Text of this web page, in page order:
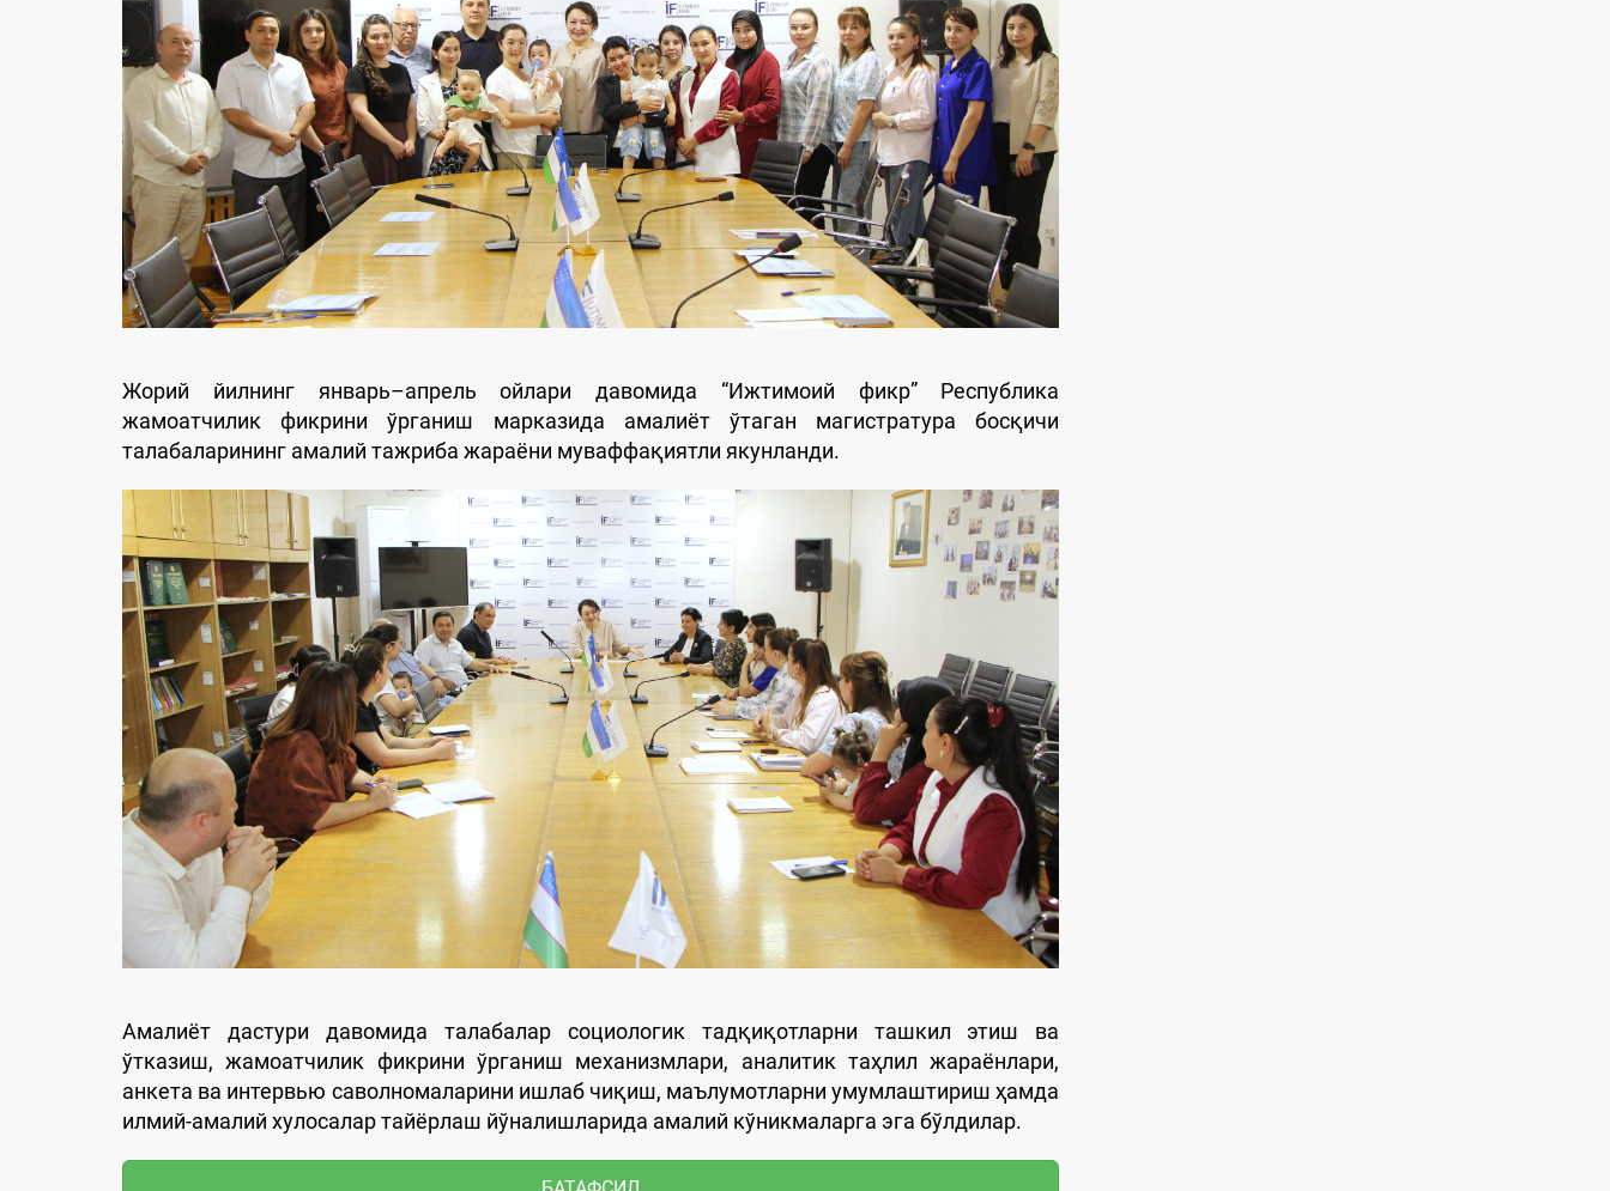
Жорий йилнинг январь–апрель ойлари давомида “Ижтимоий фикр” Республика
жамоатчилик фикрини ўрганиш марказида амалиёт ўтаган магистратура босқичи
талабаларининг амалий тажриба жараёни муваффақиятли якунланди.
Амалиёт дастури давомида талабалар социологик тадқиқотларни ташкил этиш ва
ўтказиш, жамоатчилик фикрини ўрганиш механизмлари, аналитик таҳлил жараёнлари,
анкета ва интервью саволномаларини ишлаб чиқиш, маълумотларни умумлаштириш ҳамда
илмий-амалий хулосалар тайёрлаш йўналишларида амалий кўникмаларга эга бўлдилар.